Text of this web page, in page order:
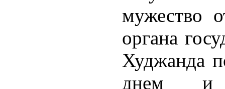
мужество
органа
Худжанда
днем и